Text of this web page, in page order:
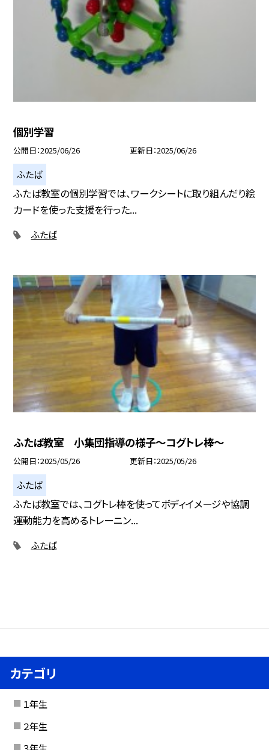
個別学習
公開日 2025/06/26 更新日 2025/06/26
ふたば
ふたば教室の個別学習では、ワークシートに取り組んだり絵
カードを使った支援を行った...
ふたば
ふたば教室 小集団指導の様子～コグトレ棒～
公開日 2025/05/26 更新日 2025/05/26
ふたば
ふたば教室では、コグトレ棒を使ってボディイメージや協調
運動能力を高めるトレーニン...
ふたば
カテゴリ
１年生
２年生